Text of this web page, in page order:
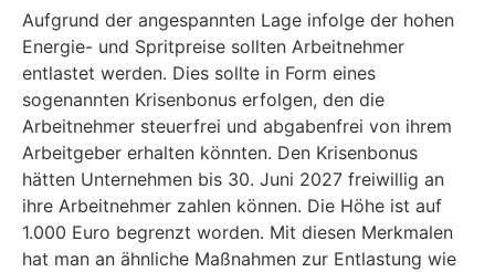
Aufgrund der angespannten Lage infolge der hohen
Energie- und Spritpreise sollten Arbeitnehmer
entlastet werden. Dies sollte in Form eines
sogenannten Krisenbonus erfolgen, den die
Arbeitnehmer steuerfrei und abgabenfrei von ihrem
Arbeitgeber erhalten könnten. Den Krisenbonus
hätten Unternehmen bis 30. Juni 2027 freiwillig an
ihre Arbeitnehmer zahlen können. Die Höhe ist auf
1.000 Euro begrenzt worden. Mit diesen Merkmalen
hat man an ähnliche Maßnahmen zur Entlastung wie